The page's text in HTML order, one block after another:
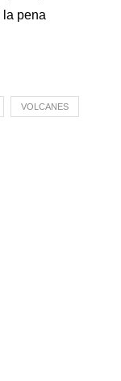
la pena
VOLCANES